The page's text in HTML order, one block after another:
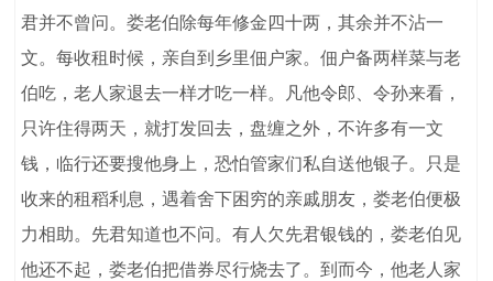
君并不曾问。娄老伯除每年修金四十两，其余并不沾一
文。每收租时候，亲自到乡里佃户家。佃户备两样菜与老
伯吃，老人家退去一样才吃一样。凡他令郎、令孙来看，
只许住得两天，就打发回去，盘缠之外，不许多有一文
钱，临行还要搜他身上，恐怕管家们私自送他银子。只是
收来的租稻利息，遇着舍下困穷的亲戚朋友，娄老伯便极
力相助。先君知道也不问。有人欠先君银钱的，娄老伯见
他还不起，娄老伯把借券尽行烧去了。到而今，他老人家